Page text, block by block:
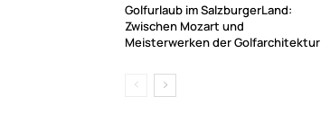
Golfurlaub im SalzburgerLand:
Zwischen Mozart und
Meisterwerken der Golfarchitektur